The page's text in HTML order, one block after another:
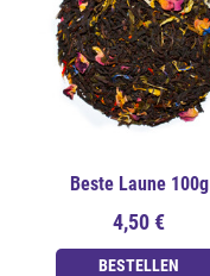
Beste Laune 100g
4,50 €
BESTELLEN